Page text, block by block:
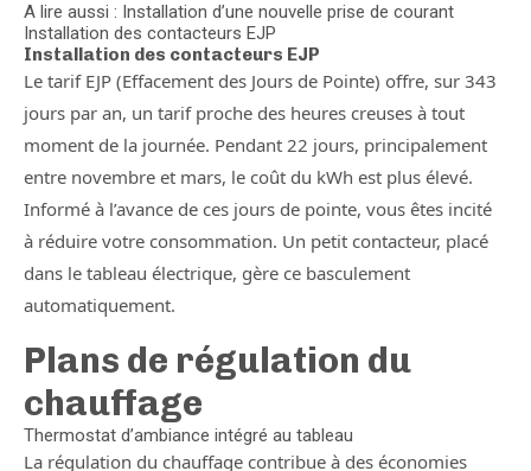
A lire aussi : Installation d’une nouvelle prise de courant
Installation des contacteurs EJP
Installation des contacteurs EJP
Le tarif EJP (Effacement des Jours de Pointe) offre, sur 343
jours par an, un tarif proche des heures creuses à tout
moment de la journée. Pendant 22 jours, principalement
entre novembre et mars, le coût du kWh est plus élevé.
Informé à l’avance de ces jours de pointe, vous êtes incité
à réduire votre consommation. Un petit contacteur, placé
dans le tableau électrique, gère ce basculement
automatiquement.
Plans de régulation du
chauffage
Thermostat d’ambiance intégré au tableau
La régulation du chauffage contribue à des économies